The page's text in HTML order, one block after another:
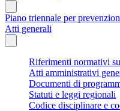
Piano triennale per
Atti generali
Riferimenti normativi
Atti amministrativi
Documenti di
Statuti e leggi regionali
Codice disciplinare e